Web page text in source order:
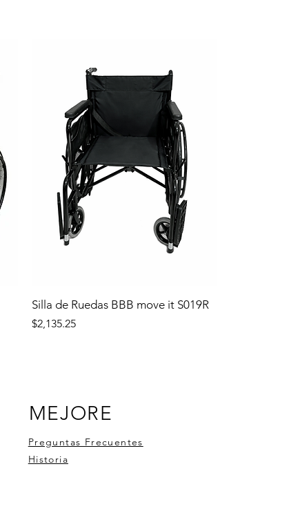
Silla de Ruedas BBB move it S019R
Precio
$2,135.25
MEJORE
Preguntas Frecuentes
Historia